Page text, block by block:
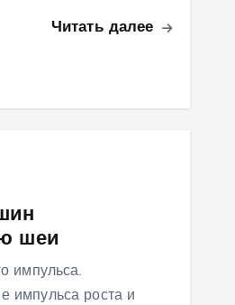
Читать далее
шеи
импульса.
импульса роста и